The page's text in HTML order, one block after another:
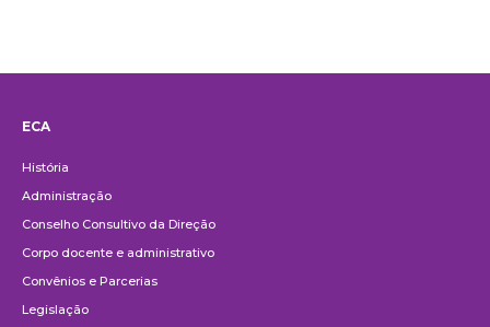
ECA
História
Administração
Conselho Consultivo da Direção
Corpo docente e administrativo
Convênios e Parcerias
Legislação